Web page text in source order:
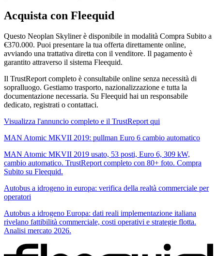
Acquista con Fleequid
Questo Neoplan Skyliner è disponibile in modalità Compra Subito a
€370.000. Puoi presentare la tua offerta direttamente online,
avviando una trattativa diretta con il venditore. Il pagamento è
garantito attraverso il sistema Fleequid.
Il TrustReport completo è consultabile online senza necessità di
sopralluogo. Gestiamo trasporto, nazionalizzazione e tutta la
documentazione necessaria. Su Fleequid hai un responsabile
dedicato, registrati o contattaci.
Visualizza l'annuncio completo e il TrustReport qui
MAN Atomic MKVII 2019: pullman Euro 6 cambio automatico
MAN Atomic MKVII 2019 usato, 53 posti, Euro 6, 309 kW,
cambio automatico. TrustReport completo con 80+ foto. Compra
Subito su Fleequid.
Autobus a idrogeno in europa: verifica della realtà commerciale per
operatori
Autobus a idrogeno Europa: dati reali implementazione italiana
rivelano fattibilità commerciale, costi operativi e strategie flotta.
Analisi mercato 2026.